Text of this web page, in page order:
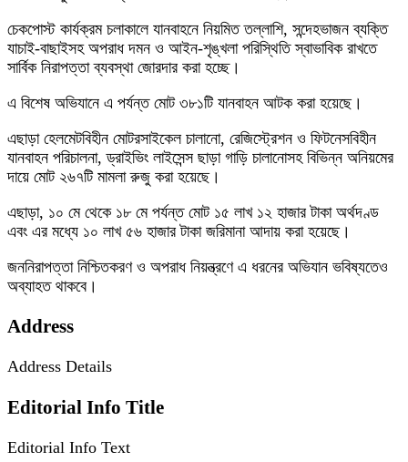
চেকপোস্ট কার্যক্রম চলাকালে যানবাহনে নিয়মিত তল্লাশি, সন্দেহভাজন ব্যক্তি
যাচাই-বাছাইসহ অপরাধ দমন ও আইন-শৃঙ্খলা পরিস্থিতি স্বাভাবিক রাখতে
সার্বিক নিরাপত্তা ব্যবস্থা জোরদার করা হচ্ছে।
এ বিশেষ অভিযানে এ পর্যন্ত মোট ৩৮১টি যানবাহন আটক করা হয়েছে।
এছাড়া হেলমেটবিহীন মোটরসাইকেল চালানো, রেজিস্ট্রেশন ও ফিটনেসবিহীন
যানবাহন পরিচালনা, ড্রাইভিং লাইসেন্স ছাড়া গাড়ি চালানোসহ বিভিন্ন অনিয়মের
দায়ে মোট ২৬৭টি মামলা রুজু করা হয়েছে।
এছাড়া, ১০ মে থেকে ১৮ মে পর্যন্ত মোট ১৫ লাখ ১২ হাজার টাকা অর্থদণ্ড
এবং এর মধ্যে ১০ লাখ ৫৬ হাজার টাকা জরিমানা আদায় করা হয়েছে।
জননিরাপত্তা নিশ্চিতকরণ ও অপরাধ নিয়ন্ত্রণে এ ধরনের অভিযান ভবিষ্যতেও
অব্যাহত থাকবে।
Address
Address Details
Editorial Info Title
Editorial Info Text